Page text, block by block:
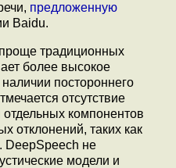
предложенную
Baidu.
традиционных
более высокое
постороннего
отсутствие
компонентов
отклонений, таких как
DeepSpeech не
модели и